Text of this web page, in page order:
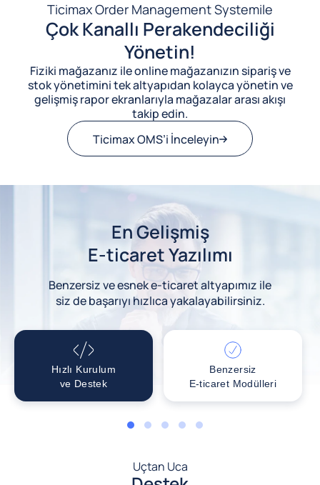
Ticimax Order Management Systemile
Çok Kanallı Perakendeciliği
Yönetin!
Fiziki mağazanız ile online mağazanızın sipariş ve
stok yönetimini tek altyapıdan kolayca yönetin ve
gelişmiş rapor ekranlarıyla mağazalar arası akışı
takip edin.
Ticimax OMS’i İnceleyin
En Gelişmiş
E-ticaret Yazılımı
Benzersiz ve esnek e-ticaret altyapımız ile
siz de başarıyı hızlıca yakalayabilirsiniz.
Hızlı Kurulum
ve Destek
Benzersiz
E-ticaret Modülleri
1 2 3 4 5
Uçtan Uca